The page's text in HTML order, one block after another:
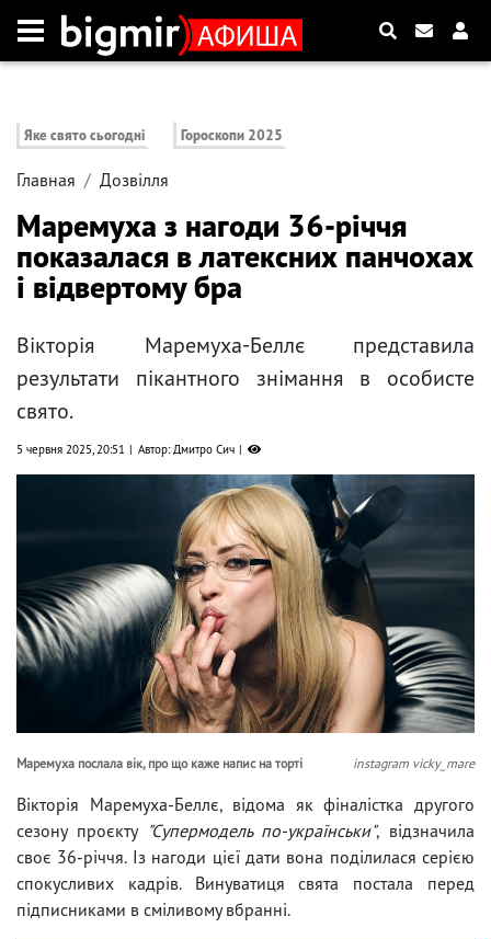
Яке свято сьогодні Гороскопи 2025
Главная Дозвілля
Маремуха з нагоди 36-річчя
показалася в латексних панчохах
і відвертому бра
Вікторія Маремуха-Беллє представила
результати пікантного знімання в особисте
свято.
5 червня 2025, 20:51 Автор: Дмитро Сич
Маремуха послала вік, про що каже напис на торті instagram vicky_mare
Вікторія Маремуха-Беллє, відома як фіналістка другого
сезону проєкту "Супермодель по-українськи", відзначила
своє 36-річчя. Із нагоди цієї дати вона поділилася серією
спокусливих кадрів. Винуватиця свята постала перед
підписниками в сміливому вбранні.